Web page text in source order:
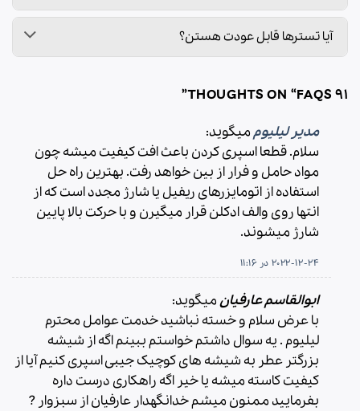
آیا تسترها قابل عودت هستن؟
91 THOUGHTS ON “
FAQS
”
مدیر لیلیوممیگوید:
سلام. قطعا اسپری کردن باعث افت کیفیت میشه چون
مواد حامل و فرار از بین خواهد رفت. بهترین راه حل
استفاده از اتومایزرهای ریفیل یا شارژ مجدد است که از
انتها روی والف ادکلن قرار میگیرن و با حرکت بالا پایین
شارژ میشوند.
2022-12-24 در 11:16
ابوالقاسم عارفیانمیگوید:
با عرض سلام و خسته نباشید خدمت عوامل محترم
لیلیوم . یه سوال داشتم خواستم ببینم اگه از شیشه
بزرگتر عطر به شیشه های کوچیک جیبی اسپری کنیم آیا از
کیفیت کاسته میشه یا خیر اگه راهکاری درست داره
بفرمایید ممنون میشم خدانگهدار عارفیان از سبزوار ?